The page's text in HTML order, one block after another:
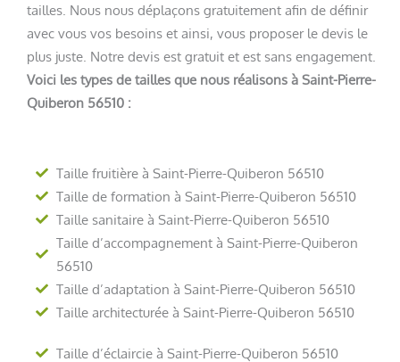
tailles. Nous nous déplaçons gratuitement afin de définir
avec vous vos besoins et ainsi, vous proposer le devis le
plus juste. Notre devis est gratuit et est sans engagement.
Voici les types de tailles que nous réalisons à Saint-Pierre-
Quiberon 56510 :
Taille fruitière à Saint-Pierre-Quiberon 56510
Taille de formation à Saint-Pierre-Quiberon 56510
Taille sanitaire à Saint-Pierre-Quiberon 56510
Taille d’accompagnement à Saint-Pierre-Quiberon
56510
Taille d’adaptation à Saint-Pierre-Quiberon 56510
Taille architecturée à Saint-Pierre-Quiberon 56510
Taille d’éclaircie à Saint-Pierre-Quiberon 56510